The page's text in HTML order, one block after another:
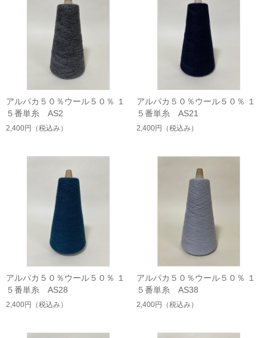
アルパカ５０％ウール５０％ １
５番単糸 AS2
2,400円 （税込み）
アルパカ５０％ウール５０％ １
５番単糸 AS21
2,400円 （税込み）
アルパカ５０％ウール５０％ １
５番単糸 AS28
2,400円 （税込み）
アルパカ５０％ウール５０％ １
５番単糸 AS38
2,400円 （税込み）